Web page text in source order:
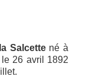
Salcettené à
26 avril 1892